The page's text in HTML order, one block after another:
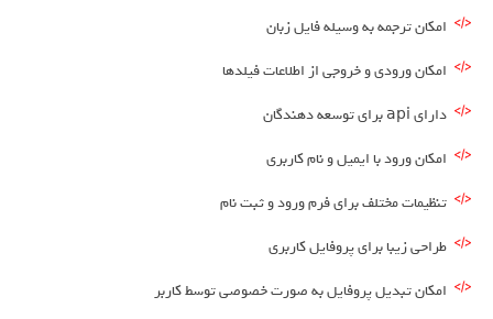
امکان ترجمه به وسیله فایل زبان
امکان ورودی و خروجی از اطلاعات فیلدها
دارای api برای توسعه دهندگان
امکان ورود با ایمیل و نام کاربری
تنظیمات مختلف برای فرم ورود و ثبت نام
طراحی زیبا برای پروفایل کاربری
امکان تبدیل پروفایل به صورت خصوصی توسط کاربر